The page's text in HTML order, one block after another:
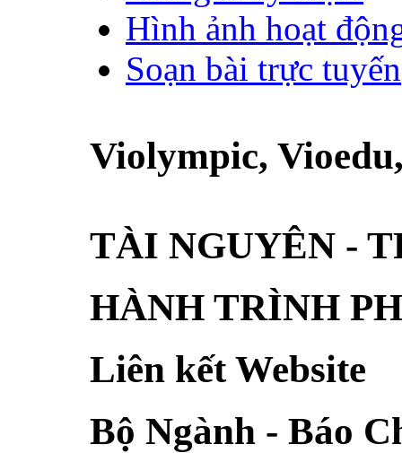
Hình ảnh hoạt
Soạn bài trực tuyến
Violympic,
TÀI NGUYÊN -
HÀNH TRÌNH
Liên kết Website
Bộ Ngành - Báo